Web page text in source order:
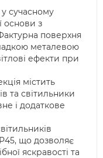
сучасному
основи з
поверхня
металевою
ефекти при
містить
та світильники
і додаткове
що дозволяє
яскравості та